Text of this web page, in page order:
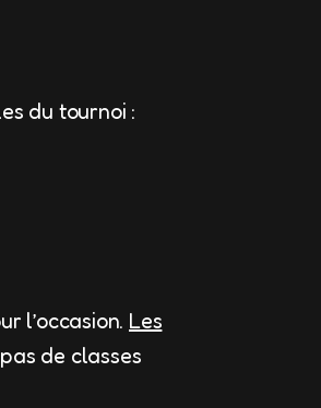
du tournoi :
l’occasion. Les
de classes